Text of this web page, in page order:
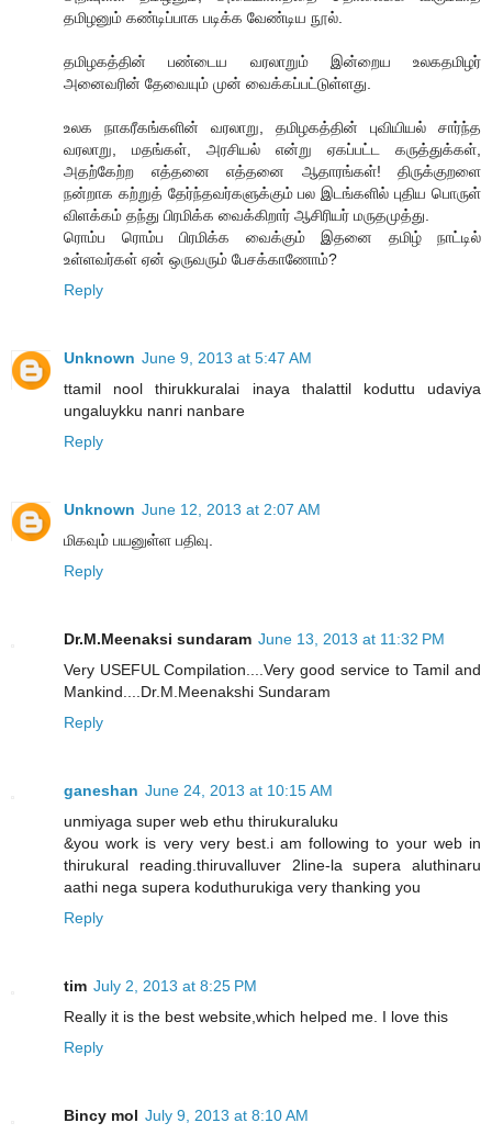
தமிழனும் கண்டிப்பாக படிக்க வேண்டிய நூல்.
தமிழகத்தின் பண்டைய வரலாறும் இன்றைய உலகதமிழர்
அனைவரின் தேவையும் முன் வைக்கப்பட்டுள்ளது.
உலக நாகரீகங்களின் வரலாறு, தமிழகத்தின் புவியியல் சார்ந்த
வரலாறு, மதங்கள், அரசியல் என்று ஏகப்பட்ட கருத்துக்கள்,
அதற்கேற்ற எத்தனை எத்தனை ஆதாரங்கள்! திருக்குறளை
நன்றாக கற்றுத் தேர்ந்தவர்களுக்கும் பல இடங்களில் புதிய பொருள்
விளக்கம் தந்து பிரமிக்க வைக்கிறார் ஆசிரியர் மருதமுத்து.
ரொம்ப ரொம்ப பிரமிக்க வைக்கும் இதனை தமிழ் நாட்டில்
உள்ளவர்கள் ஏன் ஒருவரும் பேசக்காணோம்?
Reply
Unknown June 9, 2013 at 5:47 AM
ttamil nool thirukkuralai inaya thalattil koduttu udaviya
ungaluykku nanri nanbare
Reply
Unknown June 12, 2013 at 2:07 AM
மிகவும் பயனுள்ள பதிவு.
Reply
Dr.M.Meenaksi sundaram June 13, 2013 at 11:32 PM
Very USEFUL Compilation....Very good service to Tamil and
Mankind....Dr.M.Meenakshi Sundaram
Reply
ganeshan June 24, 2013 at 10:15 AM
unmiyaga super web ethu thirukuraluku
&you work is very very best.i am following to your web in
thirukural reading.thiruvalluver 2line-la supera aluthinaru
aathi nega supera koduthurukiga very thanking you
Reply
tim July 2, 2013 at 8:25 PM
Really it is the best website,which helped me. I love this
Reply
Bincy mol July 9, 2013 at 8:10 AM